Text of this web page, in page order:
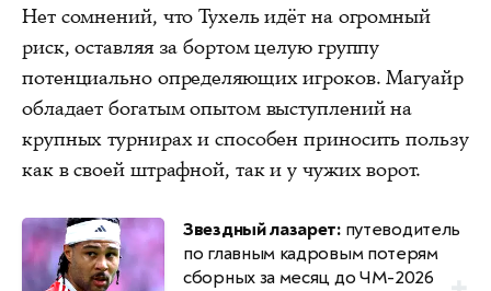
Нет сомнений, что Тухель идёт на огромный
риск, оставляя за бортом целую группу
потенциально определяющих игроков. Магуайр
обладает богатым опытом выступлений на
крупных турнирах и способен приносить пользу
как в своей штрафной, так и у чужих ворот.
Звездный лазарет:путеводитель
по главным кадровым потерям
сборных за месяц до ЧМ-2026